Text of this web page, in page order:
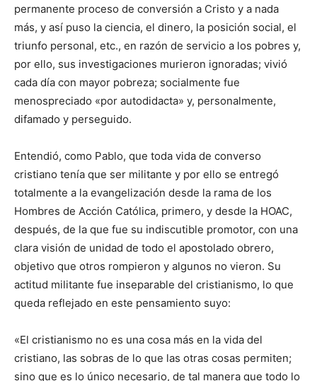
permanente proceso de conversión a Cristo y a nada
más, y así puso la ciencia, el dinero, la posición social, el
triunfo personal, etc., en razón de servicio a los pobres y,
por ello, sus investigaciones murieron ignoradas; vivió
cada día con mayor pobreza; socialmente fue
menospreciado «por autodidacta» y, personalmente,
difamado y perseguido.
Entendió, como Pablo, que toda vida de converso
cristiano tenía que ser militante y por ello se entregó
totalmente a la evangelización desde la rama de los
Hombres de Acción Católica, primero, y desde la HOAC,
después, de la que fue su indiscutible promotor, con una
clara visión de unidad de todo el apostolado obrero,
objetivo que otros rompieron y algunos no vieron. Su
actitud militante fue inseparable del cristianismo, lo que
queda reflejado en este pensamiento suyo:
«El cristianismo no es una cosa más en la vida del
cristiano, las sobras de lo que las otras cosas permiten;
sino que es lo único necesario, de tal manera que todo lo